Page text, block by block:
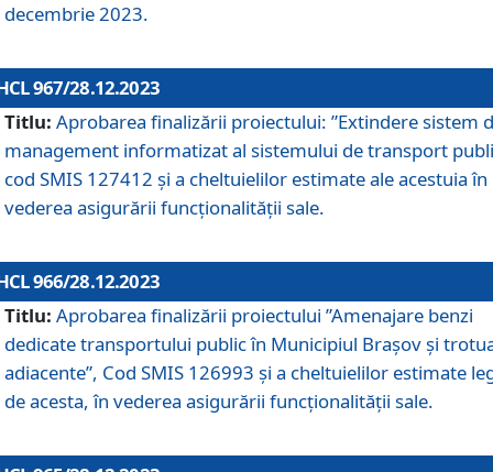
decembrie 2023.
967/28.12.2023
Titlu: Aprobarea finalizării proiectului: ”Extindere sistem
management informatizat al sistemului de transport
cod SMIS 127412 și a cheltuielilor estimate ale acestuia în
vederea asigurării funcționalității sale.
966/28.12.2023
Titlu: Aprobarea finalizării proiectului ”Amenajare benzi
dedicate transportului public în Municipiul Brașov şi
adiacente”, Cod SMIS 126993 și a cheltuielilor estimate
de acesta, în vederea asigurării funcționalității sale.